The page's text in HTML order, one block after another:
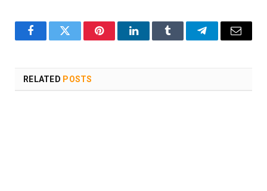
FacebookTwitter PinterestLinkedInTumblr TelegramEmail
RELATED POSTS